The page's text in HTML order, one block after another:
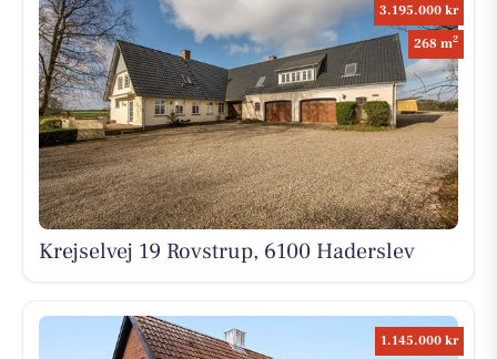
3.195.000 kr
268 m2
Krejselvej 19 Rovstrup, 6100 Haderslev
1.145.000 kr